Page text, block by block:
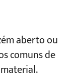
aberto ou
comuns de